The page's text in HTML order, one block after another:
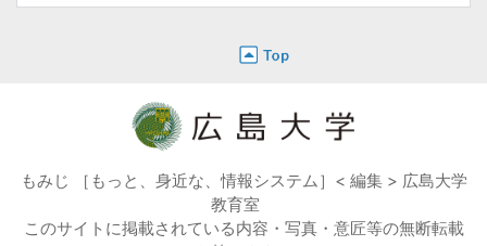
もみじ ［もっと、身近な、情報システム］< 編集 > 広島大学
教育室
このサイトに掲載されている内容・写真・意匠等の無断転載